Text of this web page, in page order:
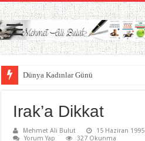
Dünya Kadınlar Günü
Irak’a Dikkat
Mehmet Ali Bulut 15 Haziran 1995
Yorum Yap
327 Okunma